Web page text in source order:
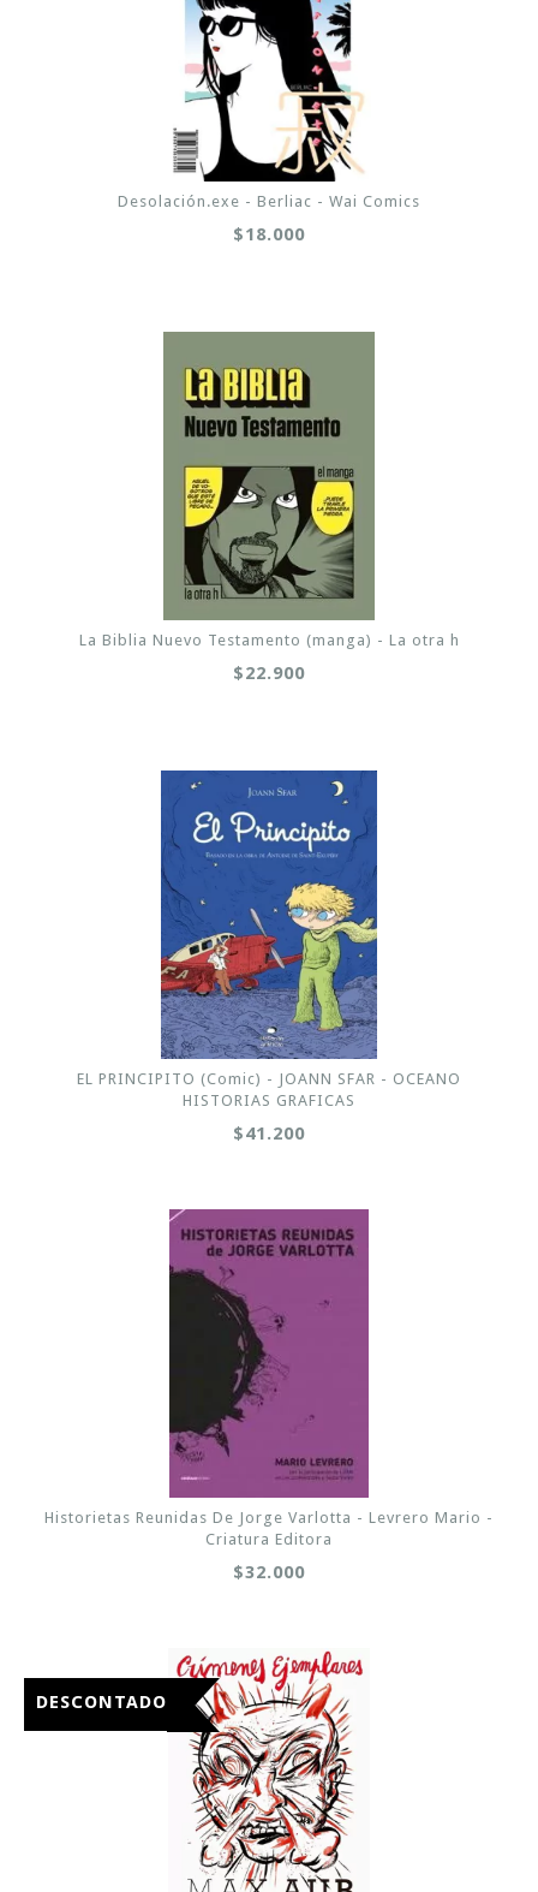
Desolación.exe - Berliac - Wai Comics
$18.000
La Biblia Nuevo Testamento (manga) - La otra h
$22.900
EL PRINCIPITO (Comic) - JOANN SFAR - OCEANO
HISTORIAS GRAFICAS
$41.200
Historietas Reunidas De Jorge Varlotta - Levrero Mario -
Criatura Editora
$32.000
DESCONTADO